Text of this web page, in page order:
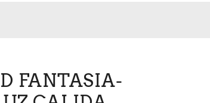
FANTASIA-